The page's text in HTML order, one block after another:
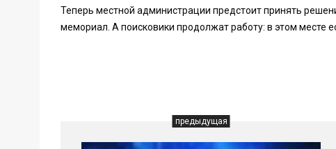
Теперь местной администрации предстоит принять
мемориал. А поисковики продолжат работу: в этом месте
предыдущая